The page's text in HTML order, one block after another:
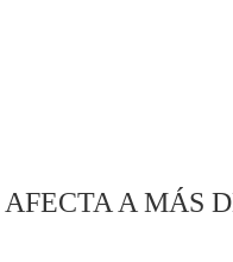
A MÁS